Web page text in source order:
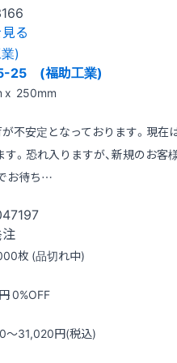
る
25 (福助工業)
x 250mm
不安定となっております。現在
。恐れ入りますが、新規のお客
お待ち…
枚 (品切れ中)
0%OFF
0〜31,020円(税込)